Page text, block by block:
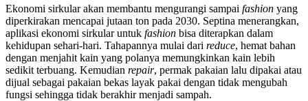
Ekonomi sirkular akan membantu mengurangi sampai fashion yang
diperkirakan mencapai jutaan ton pada 2030. Septina menerangkan,
aplikasi ekonomi sirkular untuk fashion bisa diterapkan dalam
kehidupan sehari-hari. Tahapannya mulai dari reduce, hemat bahan
dengan menjahit kain yang polanya memungkinkan kain lebih
sedikit terbuang. Kemudian repair, permak pakaian lalu dipakai atau
dijual sebagai pakaian bekas layak pakai dengan tidak mengubah
fungsi sehingga tidak berakhir menjadi sampah.